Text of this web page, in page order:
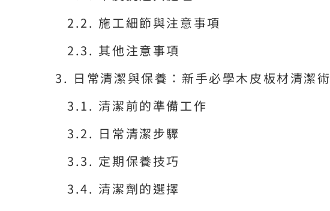
施工細節與注意事項
其他注意事項
日常清潔與保養：新手必學木皮板材清潔術
清潔前的準備工作
日常清潔步驟
定期保養技巧
清潔劑的選擇